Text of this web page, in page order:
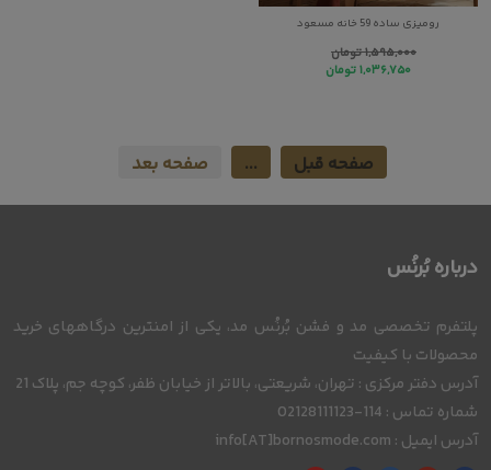
رومیزی ساده 59 خانه مسعود
۱,۵۹۵,۰۰۰تومان
۱,۰۳۶,۷۵۰تومان
صفحه قبل ... صفحه بعد
درباره بُرنُس
پلتفرم تخصصی مد و فشن بُرنُس مد، یکی از امنترین درگاههای خرید
محصولات با کیفیت
آدرس دفتر مرکزی : تهران، شریعتی، بالاتر از خیابان ظفر، کوچه جم، پلاک 21
شماره تماس : 114-02128111123
آدرس ایمیل : info[AT]bornosmode.com